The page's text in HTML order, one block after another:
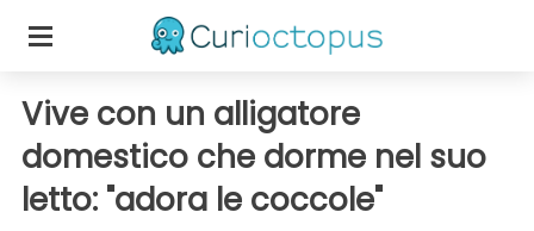
Vive con un alligatore
domestico che dorme nel suo
letto: "adora le coccole"